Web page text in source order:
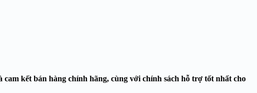
kết bán hàng chính hãng, cùng với chính sách hỗ trợ tốt nhất cho